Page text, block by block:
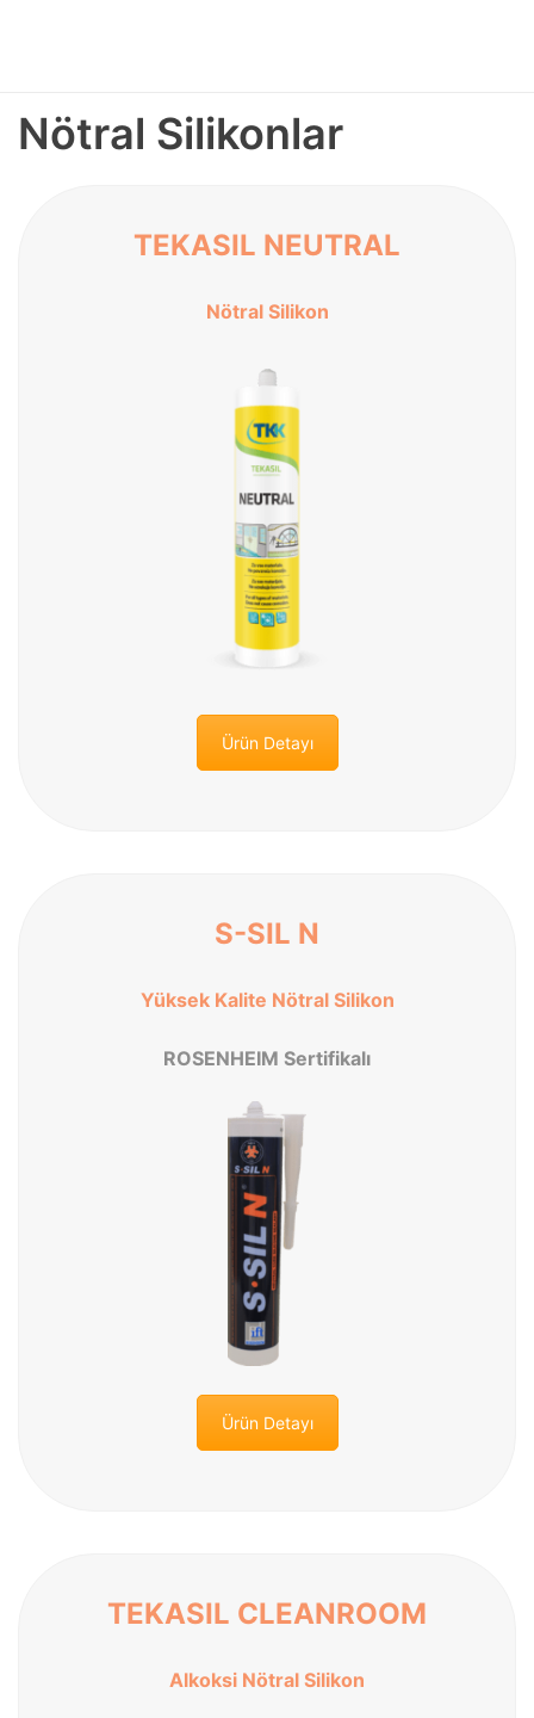
Nötral Silikonlar
TEKASIL NEUTRAL
Nötral Silikon
Ürün Detayı
S-SIL N
Yüksek Kalite Nötral Silikon
ROSENHEIM Sertifikalı
Ürün Detayı
TEKASIL CLEANROOM
Alkoksi Nötral Silikon